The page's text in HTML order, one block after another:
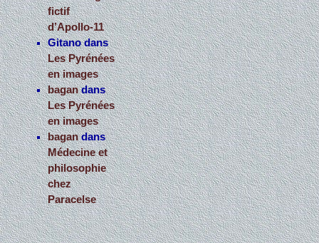
fictif
d’Apollo-11
Gitanodans
Les Pyrénées
en images
bagandans
Les Pyrénées
en images
bagandans
Médecine et
philosophie
chez
Paracelse